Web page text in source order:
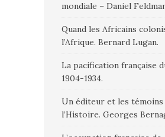
mondiale – Daniel
Quand les Africains
l’Afrique. Bernard Lugan.
La pacification française
1904-1934.
Un éditeur et les témoins
l’Histoire. Georges